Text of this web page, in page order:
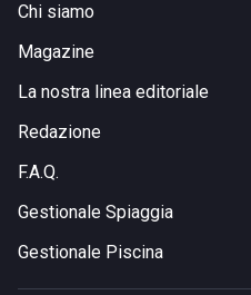
Chi siamo
Magazine
La nostra linea editoriale
Redazione
F.A.Q.
Gestionale Spiaggia
Gestionale Piscina